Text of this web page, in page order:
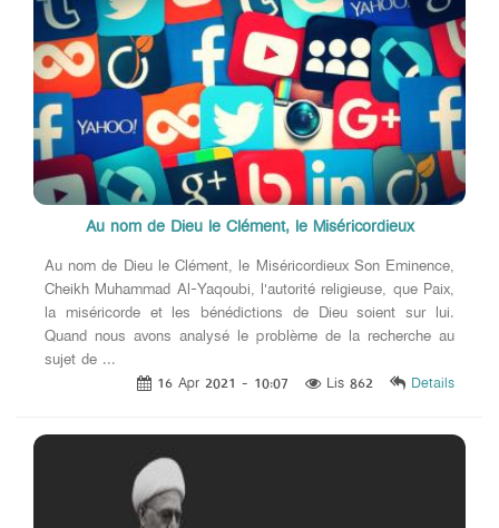
Au nom de Dieu le Clément, le Miséricordieux
Au nom de Dieu le Clément, le Miséricordieux Son Eminence,
Cheikh Muhammad Al-Yaqoubi, l'autorité religieuse, que Paix,
la miséricorde et les bénédictions de Dieu soient sur lui.
Quand nous avons analysé le problème de la recherche au
sujet de ...
16 Apr 2021 - 10:07 Lis 862 Details